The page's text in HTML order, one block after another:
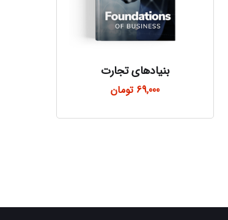
بنیادهای تجارت
69,000 تومان